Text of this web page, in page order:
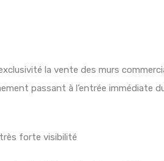
la vente des murs
passant à l’entrée immédiate
forte visibilité